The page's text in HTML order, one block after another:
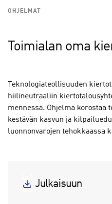
OHJELMAT
Toimialan oma
Teknologiateollisuuden
hiilineutraaliin
mennessä. Ohjelma korostaa
kestävän kasvun ja
luonnonvarojen tehokkaassa
Julkaisuun
aa